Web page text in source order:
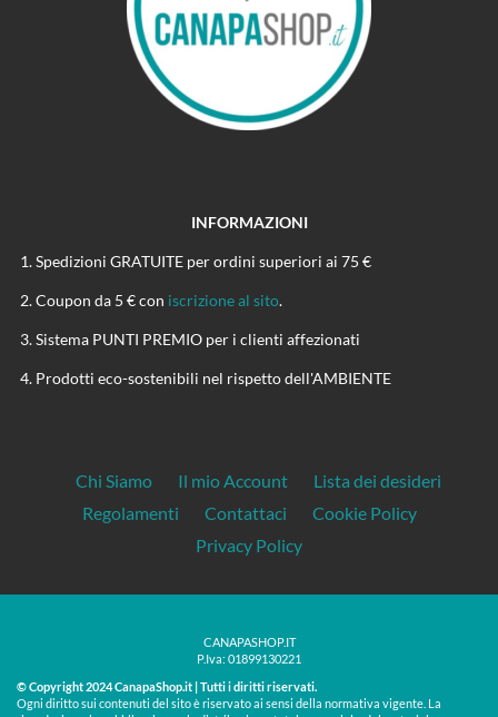
INFORMAZIONI
Spedizioni GRATUITE per ordini superiori ai 75 €
Coupon da 5 € con iscrizione al sito.
Sistema PUNTI PREMIO per i clienti affezionati
Prodotti eco-sostenibili nel rispetto dell'AMBIENTE
Chi Siamo Il mio Account
Lista dei desideri
Regolamenti
Contattaci
Cookie Policy
Privacy Policy
CANAPASHOP.IT
P.Iva: 01899130221
© Copyright 2024 CanapaShop.it | Tutti i diritti riservati.
Ogni diritto sui contenuti del sito è riservato ai sensi della normativa vigente. La